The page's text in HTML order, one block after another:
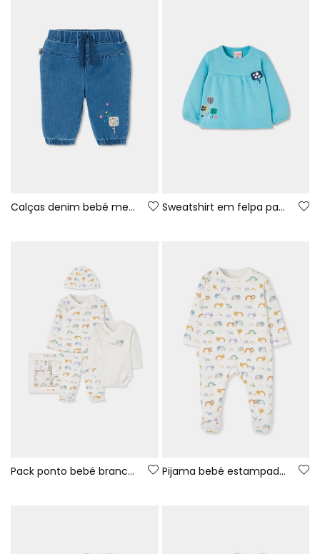
Calças denim bebé menina azul bordado de gelado Sweatshirt em felpa para bebé menina verde com estampado de flores
Pack ponto bebé branco estampado arco-íris e animais Pijama bebé estampado animais e arco-íris branco